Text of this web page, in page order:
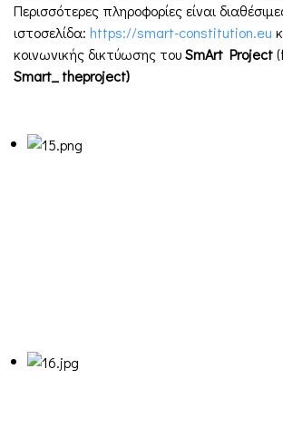
Περισσότερες πληροφορίες είναι
ιστοσελίδα: https://smart-constitution.eu
κοινωνικής δικτύωσης τουSmArt Project
Smart_theproject)